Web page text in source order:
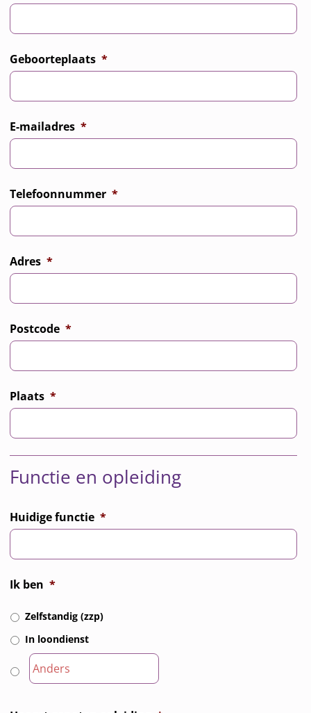
Geboorteplaats *
E-mailadres *
Telefoonnummer *
Adres *
Postcode *
Plaats *
Functie en opleiding
Huidige functie *
Ik ben *
Zelfstandig (zzp)
In loondienst